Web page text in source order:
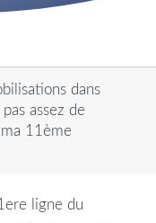
dans
assez de
11ème
ligne du